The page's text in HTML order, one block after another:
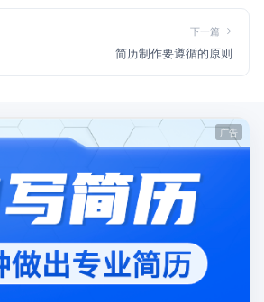
下一篇
简历制作要遵循的原则